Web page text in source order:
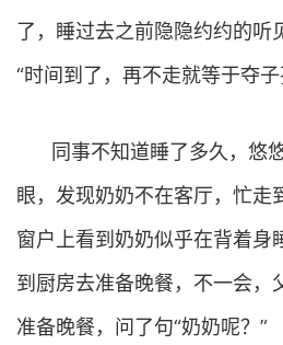
了，睡过去之前隐隐约约的听
“时间到了，再不走就等于夺
同事不知道睡了多久，悠
眼，发现奶奶不在客厅，忙走
窗户上看到奶奶似乎在背着身
到厨房去准备晚餐，不一会，
准备晚餐，问了句“奶奶呢？”